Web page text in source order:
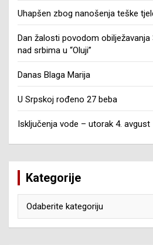
Uhapšen zbog nanošenja teške
Dan žalosti povodom
nad srbima u “Oluji”
Danas Blaga Marija
U Srpskoj rođeno 27 beba
Isključenja vode – utorak 4. avgust
Kategorije